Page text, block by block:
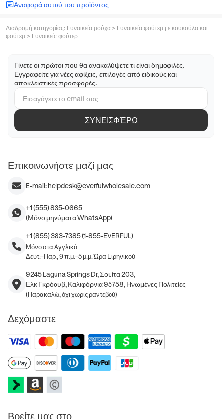
Αναφορά αυτού του προϊόντος
Διαδρομή κατηγορίας: Γυναικεία ρούχα > Γυναικεία φούτερ με κουκούλα και
φούτερ > Γυναικεία φούτερ
Γίνετε οι πρώτοι που θα ανακαλύψετε τι είναι δημοφιλές.
Εγγραφείτε για νέες αφίξεις, επιλογές από ειδικούς και
αποκλειστικές προσφορές.
ΣΥΝΕΙΣΦΈΡΩ
Επικοινωνήστε μαζί μας
E-mail:helpdesk@everfulwholesale.com
+1 (555) 835-0665
(Μόνο μηνύματα WhatsApp)
+1 (855) 383-7385 (1-855-EVERFUL)
Μόνο στα Αγγλικά
Δευτ.–Παρ., 9 π.μ.–5 μ.μ. Ώρα Ειρηνικού
9245 Laguna Springs Dr, Σουίτα 203,
Ελκ Γκρόουβ, Καλιφόρνια 95758, Ηνωμένες Πολιτείες
(Παρακαλώ, όχι χωρίς ραντεβού)
Δεχόμαστε
Βρείτε μας στο